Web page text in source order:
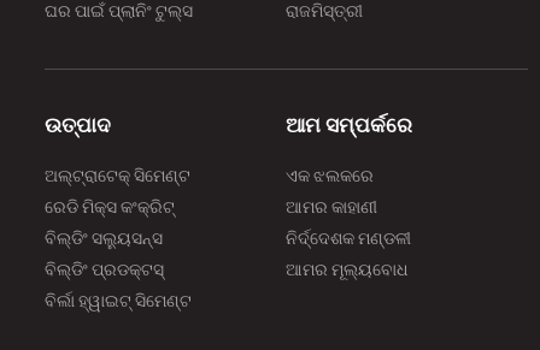
ଘର ପାଇଁ ପ୍ଲାନିଂ ଟୁଲ୍‌‌ସ
ରାଜମିସ୍ତ୍ରୀ
ଉତ୍ପାଦ
ଅଲ୍‌‌ଟ୍ରାଟେକ୍ ସିମେଣ୍ଟ
ରେଡି ମିକ୍ସ କଂକ୍ରିଟ୍
ବିଲ୍‌‌ଡିଂ ସଲ୍ୟୁସନ୍ସ
ବିଲ୍‌‌ଡିଂ ପ୍ରଡକ୍ଟସ୍
ବିର୍ଲା ହ୍ୱାଇଟ୍ ସିମେଣ୍ଟ
ଆମ ସମ୍ପର୍କରେ
ଏକ ଝଲକରେ
ଆମର କାହାଣୀ
ନିର୍ଦ୍ଦେଶକ ମଣ୍ଡଳୀ
ଆମର ମୂଲ୍ୟବୋଧ